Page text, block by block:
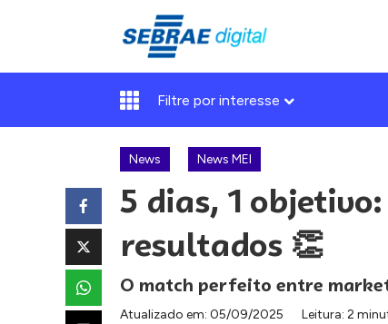
Filtre por interesse
News News MEI
5 dias, 1
resultados 👏
O match perfeito entre
Atualizado em: 05/09/2025 Leitura: 2